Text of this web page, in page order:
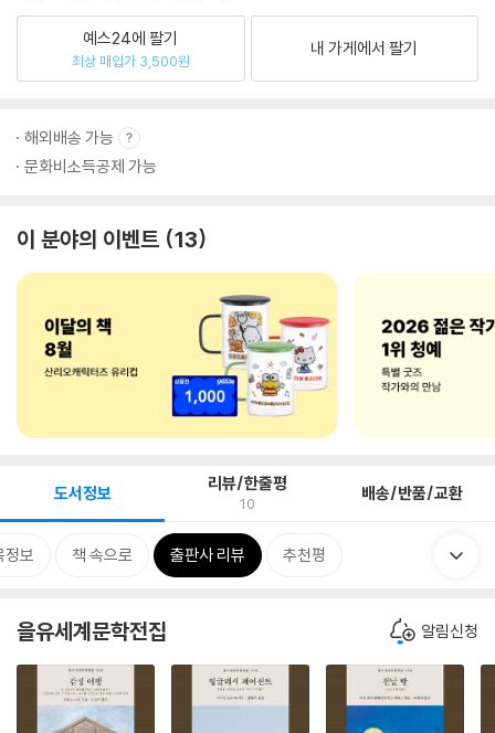
예스24에 팔기
최상 매입가 3,500원
내 가게에서 팔기
해외배송 가능
문화비소득공제 가능
이 분야의 이벤트 13
도서정보 리뷰/한줄평
10 배송/반품/교환
정보 책 속으로 출판사 리뷰 추천평
을유세계문학전집 알림신청